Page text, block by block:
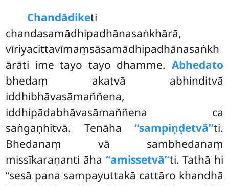
Chandādiketi
chandasamādhipadhānasaṅkhārā,
vīriyacittavīmaṃsāsamādhipadhānasaṅkh
ārāti ime tayo tayo dhamme. Abhedato
bhedaṃ akatvā abhinditvā
iddhibhāvasāmaññena,
iddhipādabhāvasāmaññena ca
saṅgaṇhitvā. Tenāha ‘‘sampiṇḍetvā’’ti.
Bhedanaṃ vā sambhedanaṃ
missīkaraṇanti āha ‘‘amissetvā’’ti. Tathā hi
‘‘sesā pana sampayuttakā cattāro khandhā